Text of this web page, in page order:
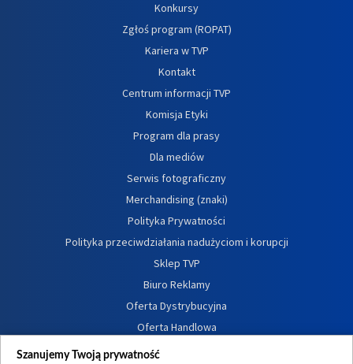
Konkursy
Zgłoś program (ROPAT)
Kariera w TVP
Kontakt
Centrum informacji TVP
Komisja Etyki
Program dla prasy
Dla mediów
Serwis fotograficzny
Merchandising (znaki)
Polityka Prywatności
Polityka przeciwdziałania nadużyciom i korupcji
Sklep TVP
Biuro Reklamy
Oferta Dystrybucyjna
Oferta Handlowa
Dostępność
Szanujemy Twoją prywatność